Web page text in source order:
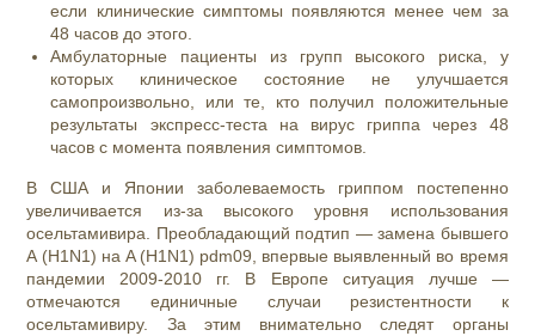
если клинические симптомы появляются менее чем за
48 часов до этого.
Амбулаторные пациенты из групп высокого риска, у
которых клиническое состояние не улучшается
самопроизвольно, или те, кто получил положительные
результаты экспресс-теста на вирус гриппа через 48
часов с момента появления симптомов.
В США и Японии заболеваемость гриппом постепенно
увеличивается из-за высокого уровня использования
осельтамивира. Преобладающий подтип — замена бывшего
A (H1N1) на A (H1N1) pdm09, впервые выявленный во время
пандемии 2009-2010 гг. В Европе ситуация лучше —
отмечаются единичные случаи резистентности к
осельтамивиру. За этим внимательно следят органы